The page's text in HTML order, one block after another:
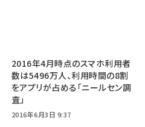
2016年4月時点のスマホ利用者
数は5496万人、利用時間の8割
をアプリが占める「ニールセン調
査」
2016年6月3日 9:37